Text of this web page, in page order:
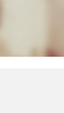
窗)
新視窗)